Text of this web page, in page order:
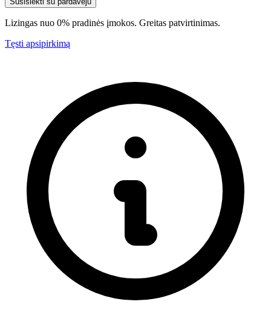
Lizingas nuo 0% pradinės įmokos. Greitas patvirtinimas.
Tęsti apsipirkimą